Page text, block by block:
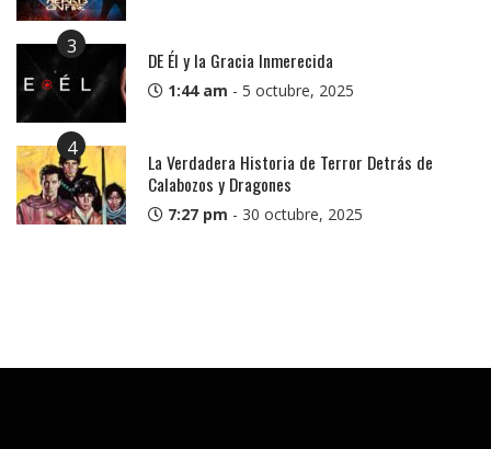
3
DE Él y la Gracia Inmerecida
1:44 am - 5 octubre, 2025
4
La Verdadera Historia de Terror Detrás de
Calabozos y Dragones
7:27 pm - 30 octubre, 2025